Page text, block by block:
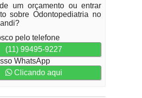
um orçamento ou entrar
sobre Odontopediatria no
pelo telefone
(11) 99495-9227
WhatsApp
Clicando aqui